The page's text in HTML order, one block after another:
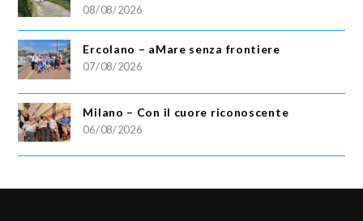
08/08/2026
Ercolano – aMare senza frontiere
07/08/2026
Milano – Con il cuore riconoscente
06/08/2026